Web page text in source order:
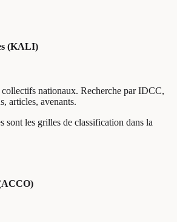
(KALI)
nationaux. Recherche par IDCC,
articles, avenants.
sont les grilles de classification dans la